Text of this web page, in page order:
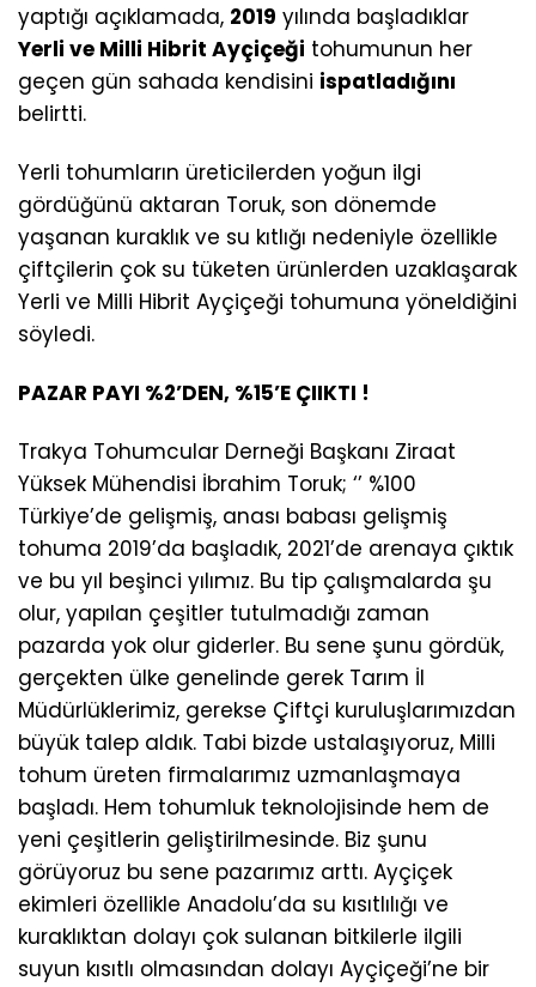
yaptığı açıklamada, 2019 yılında başladıklar
Yerli ve Milli Hibrit Ayçiçeği tohumunun her
geçen gün sahada kendisini ispatladığını
belirtti.
Yerli tohumların üreticilerden yoğun ilgi
gördüğünü aktaran Toruk, son dönemde
yaşanan kuraklık ve su kıtlığı nedeniyle özellikle
çiftçilerin çok su tüketen ürünlerden uzaklaşarak
Yerli ve Milli Hibrit Ayçiçeği tohumuna yöneldiğini
söyledi.
PAZAR PAYI %2’DEN, %15’E ÇIIKTI !
Trakya Tohumcular Derneği Başkanı Ziraat
Yüksek Mühendisi İbrahim Toruk; ‘’ %100
Türkiye’de gelişmiş, anası babası gelişmiş
tohuma 2019’da başladık, 2021’de arenaya çıktık
ve bu yıl beşinci yılımız. Bu tip çalışmalarda şu
olur, yapılan çeşitler tutulmadığı zaman
pazarda yok olur giderler. Bu sene şunu gördük,
gerçekten ülke genelinde gerek Tarım İl
Müdürlüklerimiz, gerekse Çiftçi kuruluşlarımızdan
büyük talep aldık. Tabi bizde ustalaşıyoruz, Milli
tohum üreten firmalarımız uzmanlaşmaya
başladı. Hem tohumluk teknolojisinde hem de
yeni çeşitlerin geliştirilmesinde. Biz şunu
görüyoruz bu sene pazarımız arttı. Ayçiçek
ekimleri özellikle Anadolu’da su kısıtlılığı ve
kuraklıktan dolayı çok sulanan bitkilerle ilgili
suyun kısıtlı olmasından dolayı Ayçiçeği’ne bir